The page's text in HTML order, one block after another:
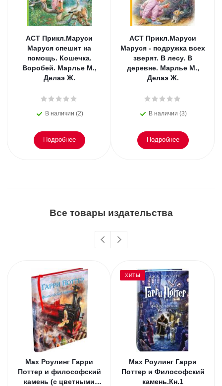
АСТ Прикл.Маруси
Маруся спешит на
помощь. Кошечка.
Воробей. Марлье М.,
Делаэ Ж.
В наличии (2)
Подробнее
АСТ Прикл.Маруси
Маруся - подружка всех
зверят. В лесу. В
деревне. Марлье М.,
Делаэ Ж.
В наличии (3)
Подробнее
Все товары издательства
Мах Роулинг Гарри
Поттер и философский
камень (с цветными
ХИТЫ
Мах Роулинг Гарри
Поттер и Философский
камень.Кн.1